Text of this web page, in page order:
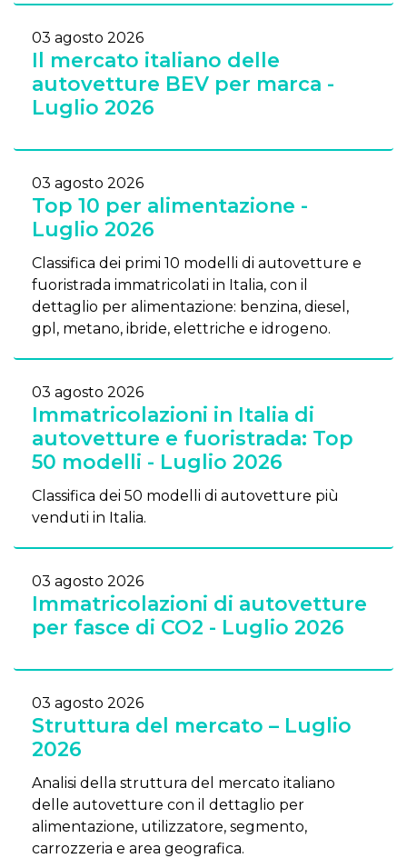
03 agosto 2026
Il mercato italiano delle
autovetture BEV per marca -
Luglio 2026
03 agosto 2026
Top 10 per alimentazione -
Luglio 2026
Classifica dei primi 10 modelli di autovetture e
fuoristrada immatricolati in Italia, con il
dettaglio per alimentazione: benzina, diesel,
gpl, metano, ibride, elettriche e idrogeno.
03 agosto 2026
Immatricolazioni in Italia di
autovetture e fuoristrada: Top
50 modelli - Luglio 2026
Classifica dei 50 modelli di autovetture più
venduti in Italia.
03 agosto 2026
Immatricolazioni di autovetture
per fasce di CO2 - Luglio 2026
03 agosto 2026
Struttura del mercato – Luglio
2026
Analisi della struttura del mercato italiano
delle autovetture con il dettaglio per
alimentazione, utilizzatore, segmento,
carrozzeria e area geografica.